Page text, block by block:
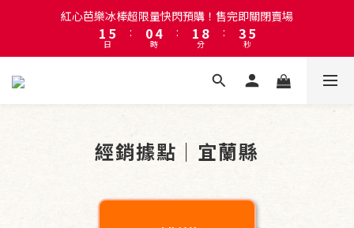
註冊會員即贈送50元購物金！會員首購滿千再折百
紅心芭樂冰棒超限量快閃預購！售完即關閉賣場
2
1
0
6
5
4
1
日
:
1
0
5
4
3
0
時
:
2
1
0
9
8
7
4
1
分
:
4
3
2
0
5
4
3
1
0
秒
註冊會員即贈送50元購物金！會員首購滿千再折百
經銷據點｜宜蘭縣